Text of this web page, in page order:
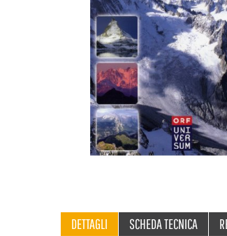
DETTAGLI SCHEDA TECNICA